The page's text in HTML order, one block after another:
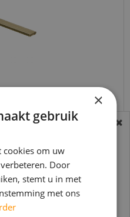
x 10 mm - 300cm (per
periode zijn wij
helaas niet
verwerkt
dan wat je van ons
×
gebruik
cookies om uw
Door
stemt u in met
met ons